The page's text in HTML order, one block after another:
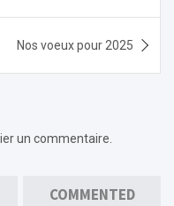
Nos voeux pour 2025
un commentaire.
COMMENTED